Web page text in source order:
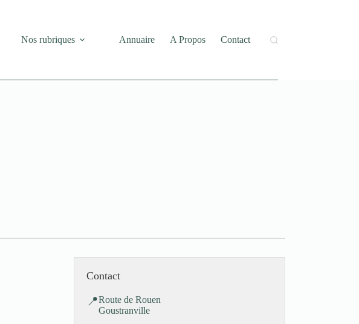
Nos rubriques
Annuaire A Propos Contact
Contact
📍Route de Rouen
Goustranville